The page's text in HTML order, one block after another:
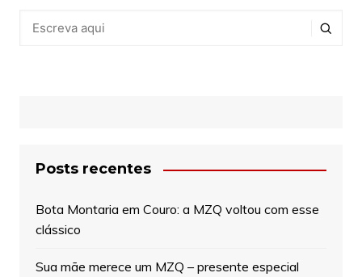
Posts recentes
Bota Montaria em Couro: a MZQ voltou com esse
clássico
Sua mãe merece um MZQ – presente especial